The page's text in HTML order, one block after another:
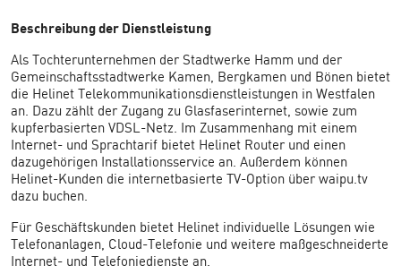
Beschreibung der Dienstleistung
Als Tochterunternehmen der Stadtwerke Hamm und der
Gemeinschaftsstadtwerke Kamen, Bergkamen und Bönen bietet
die Helinet Telekommunikationsdienstleistungen in Westfalen
an. Dazu zählt der Zugang zu Glasfaserinternet, sowie zum
kupferbasierten VDSL-Netz. Im Zusammenhang mit einem
Internet- und Sprachtarif bietet Helinet Router und einen
dazugehörigen Installationsservice an. Außerdem können
Helinet-Kunden die internetbasierte TV-Option über waipu.tv
dazu buchen.
Für Geschäftskunden bietet Helinet individuelle Lösungen wie
Telefonanlagen, Cloud-Telefonie und weitere maßgeschneiderte
Internet- und Telefoniedienste an.